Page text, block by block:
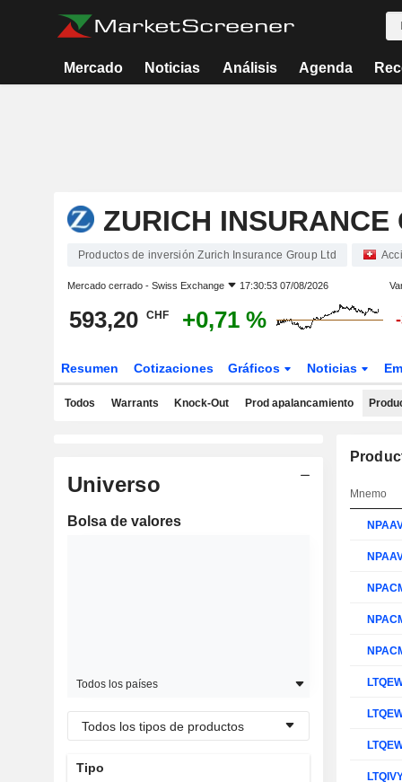
Mercado Noticias Análisis Agenda
ZURICH INSURANCE
Productos de inversión Zurich Insurance Group Ltd
Mercado cerrado - Swiss Exchange 17:30:53 07/08/2026
593,20 CHF +0,71 %
Resumen Cotizaciones Gráficos Noticias
Todos Warrants Knock-Out Prod apalancamiento
Universo
Bolsa de valores
Todos los países
Todos los tipos de productos
Tipo
Mnemo